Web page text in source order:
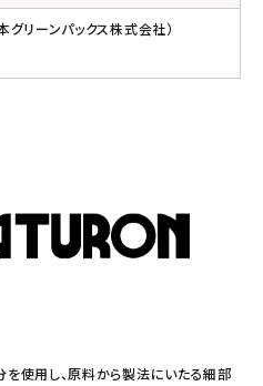
グリーンパックス株式会社）
を使用し、原料から製法にいたる細部